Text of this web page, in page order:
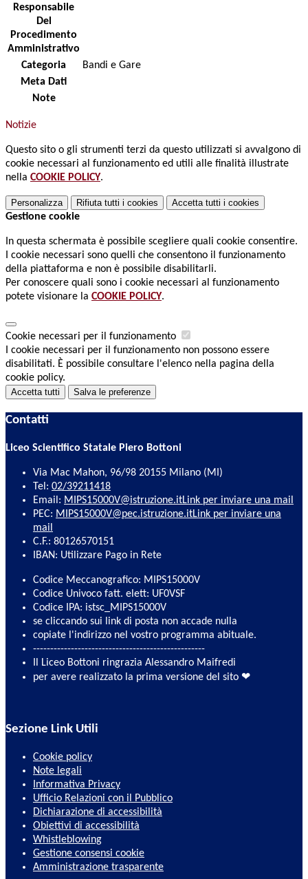
Responsabile
Del
Procedimento
Amministrativo
Categoria
Bandi e Gare
Meta Dati
Note
Notizie
Questo sito o gli strumenti terzi da questo utilizzati si avvalgono di
cookie necessari al funzionamento ed utili alle finalità illustrate
nella COOKIE POLICY.
Personalizza Rifiuta tutti i cookies Accetta tutti i cookies
Gestione cookie
In questa schermata è possibile scegliere quali cookie consentire.
I cookie necessari sono quelli che consentono il funzionamento
della piattaforma e non è possibile disabilitarli.
Per conoscere quali sono i cookie necessari al funzionamento
potete visionare la COOKIE POLICY.
Cookie necessari per il funzionamento
I cookie necessari per il funzionamento non possono essere
disabilitati. È possibile consultare l'elenco nella pagina della
cookie policy.
Accetta tutti Salva le preferenze
Contatti
Liceo Scientifico Statale Piero Bottoni
Via Mac Mahon, 96/98 20155 Milano (MI)
Tel: 02/39211418
Email: MIPS15000V@istruzione.itLink per inviare una mail
PEC: MIPS15000V@pec.istruzione.itLink per inviare una
mail
C.F.: 80126570151
IBAN: Utilizzare Pago in Rete
Codice Meccanografico: MIPS15000V
Codice Univoco fatt. elett: UF0VSF
Codice IPA: istsc_MIPS15000V
se cliccando sui link di posta non accade nulla
copiate l'indirizzo nel vostro programma abituale.
--------------------------------------------------
Il Liceo Bottoni ringrazia Alessandro Maifredi
per avere realizzato la prima versione del sito ❤
Sezione Link Utili
Cookie policy
Note legali
Informativa Privacy
Ufficio Relazioni con il Pubblico
Dichiarazione di accessibilità
Obiettivi di accessibilità
Whistleblowing
Gestione consensi cookie
Amministrazione trasparente